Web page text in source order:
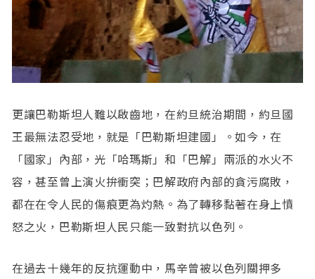
更讓巴勒斯坦人難以啟齒地，在約旦統治期間，約旦國
王最無法忍受地，就是「巴勒斯坦建國」。如今，在
「國家」內部，光「哈瑪斯」和「巴解」兩派的水火不
容，甚至曾上演火拚衝突；巴解政府內部的貪污腐敗，
都在在令人民的傷痕更為灼熱。為了轉移黏著在身上憤
怒之火，巴勒斯坦人民只能一致對抗以色列。
在過去十幾年的反抗運動中，馬辛曾被以色列關押多